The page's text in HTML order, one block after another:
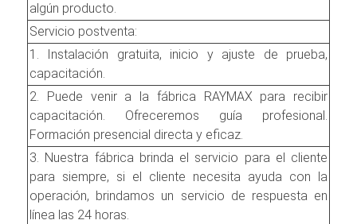
algún producto.
Servicio postventa:
1. Instalación gratuita, inicio y ajuste de prueba,
capacitación.
2. Puede venir a la fábrica RAYMAX para recibir
capacitación. Ofreceremos guía profesional.
Formación presencial directa y eficaz.
3. Nuestra fábrica brinda el servicio para el cliente
para siempre, si el cliente necesita ayuda con la
operación, brindamos un servicio de respuesta en
línea las 24 horas.